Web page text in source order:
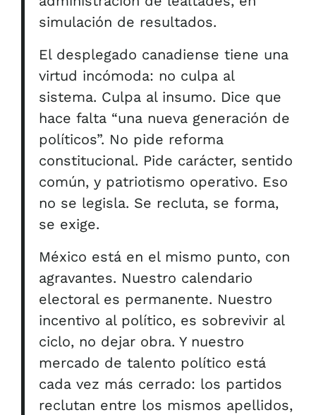
simulación de resultados.
El desplegado canadiense tiene una
virtud incómoda: no culpa al
sistema. Culpa al insumo. Dice que
hace falta “una nueva generación de
políticos”. No pide reforma
constitucional. Pide carácter, sentido
común, y patriotismo operativo. Eso
no se legisla. Se recluta, se forma,
se exige.
México está en el mismo punto, con
agravantes. Nuestro calendario
electoral es permanente. Nuestro
incentivo al político, es sobrevivir al
ciclo, no dejar obra. Y nuestro
mercado de talento político está
cada vez más cerrado: los partidos
reclutan entre los mismos apellidos,